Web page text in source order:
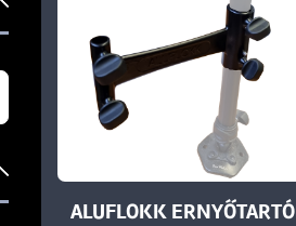
ALUFLOKK ERNYŐTARTÓ